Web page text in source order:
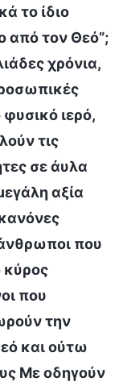
το ίδιο
από τον Θεό”;
χρόνια,
ιερό,
τις
σε άυλα
αξία
που
κύρος
που
την
και ούτω
Με οδηγούν